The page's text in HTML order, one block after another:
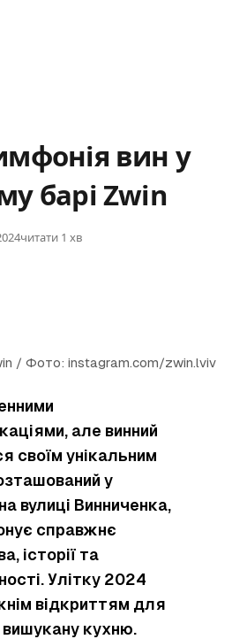
вин у
барі Zwin
читати 1 хв
/ Фото: instagram.com/zwin.lviv
але винний
своїм унікальним
у
вулиці Винниченка,
справжнє
історії та
Улітку 2024
відкриттям для
вишукану кухню.